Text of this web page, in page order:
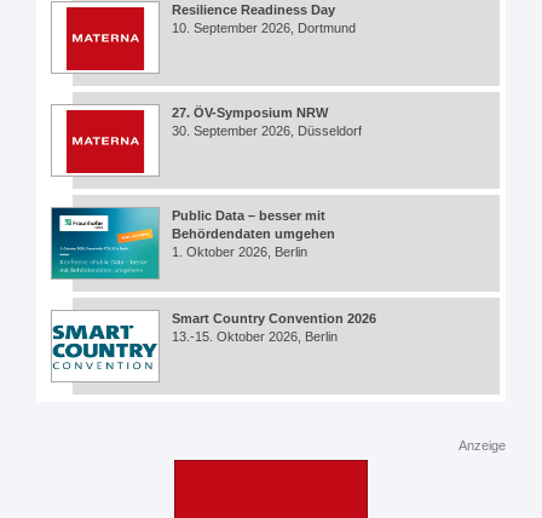
Resilience Readiness Day
10. September 2026, Dortmund
27. ÖV-Symposium NRW
30. September 2026, Düsseldorf
Public Data – besser mit
Behördendaten umgehen
1. Oktober 2026, Berlin
Smart Country Convention 2026
13.-15. Oktober 2026, Berlin
Anzeige